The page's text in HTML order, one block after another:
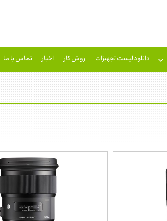
دانلود لیست تجهیزات روش کار اخبار تماس با ما